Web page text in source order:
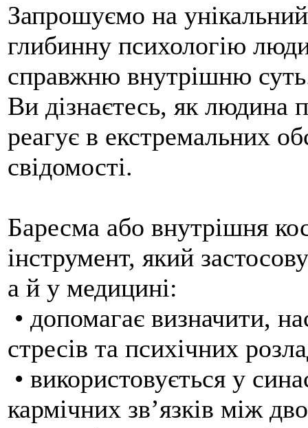
Запрошуємо на
глибинну психологію
справжню внутрішню
Ви дізнаєтесь, як людина
реагує в екстремальних
свідомості.
Баресма або внутрішня
інструмент, який
а й у медицині:
• допомагає визначити,
стресів та психічних
• використовується у
кармічних зв’язків між